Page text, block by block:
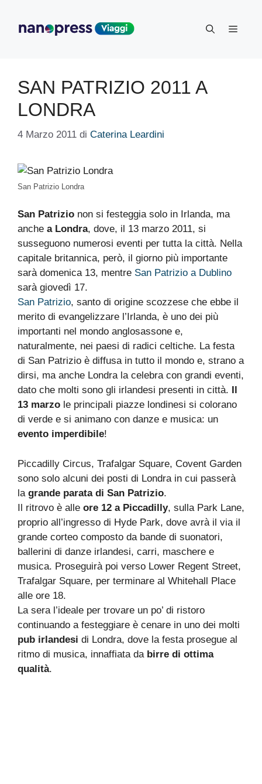
contenuto
Menu
SAN PATRIZIO 2011 A
LONDRA
4 Marzo 2011 di Caterina Leardini
San Patrizio Londra
San Patrizio non si festeggia solo in Irlanda, ma
anche a Londra, dove, il 13 marzo 2011, si
susseguono numerosi eventi per tutta la città. Nella
capitale britannica, però, il giorno più importante
sarà domenica 13, mentre San Patrizio a Dublino
sarà giovedì 17.
San Patrizio, santo di origine scozzese che ebbe il
merito di evangelizzare l’Irlanda, è uno dei più
importanti nel mondo anglosassone e,
naturalmente, nei paesi di radici celtiche. La festa
di San Patrizio è diffusa in tutto il mondo e, strano a
dirsi, ma anche Londra la celebra con grandi eventi,
dato che molti sono gli irlandesi presenti in città. Il
13 marzo le principali piazze londinesi si colorano
di verde e si animano con danze e musica: un
evento imperdibile!
Piccadilly Circus, Trafalgar Square, Covent Garden
sono solo alcuni dei posti di Londra in cui passerà
la grande parata di San Patrizio.
Il ritrovo è alle ore 12 a Piccadilly, sulla Park Lane,
proprio all’ingresso di Hyde Park, dove avrà il via il
grande corteo composto da bande di suonatori,
ballerini di danze irlandesi, carri, maschere e
musica. Proseguirà poi verso Lower Regent Street,
Trafalgar Square, per terminare al Whitehall Place
alle ore 18.
La sera l’ideale per trovare un po’ di ristoro
continuando a festeggiare è cenare in uno dei molti
pub irlandesi di Londra, dove la festa prosegue al
ritmo di musica, innaffiata da birre di ottima
qualità.